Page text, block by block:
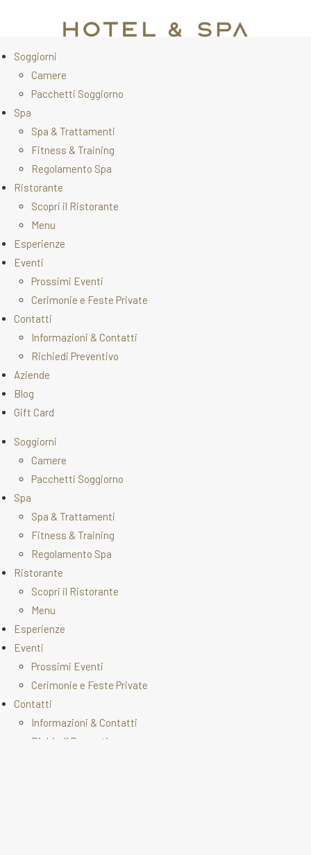
Soggiorni
Camere
Pacchetti Soggiorno
Spa
Spa & Trattamenti
Fitness & Training
Regolamento Spa
Ristorante
Scopri il Ristorante
Menu
Esperienze
Eventi
Prossimi Eventi
Cerimonie e Feste Private
Contatti
Informazioni & Contatti
Richiedi Preventivo
Aziende
Blog
Gift Card
Soggiorni
Camere
Pacchetti Soggiorno
Spa
Spa & Trattamenti
Fitness & Training
Regolamento Spa
Ristorante
Scopri il Ristorante
Menu
Esperienze
Eventi
Prossimi Eventi
Cerimonie e Feste Private
Contatti
Informazioni & Contatti
Richiedi Preventivo